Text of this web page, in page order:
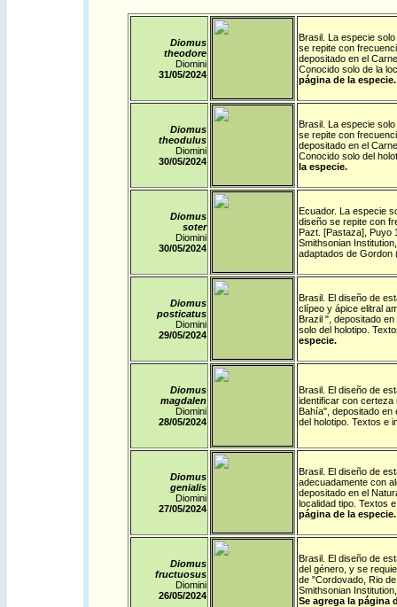
Diomus
theodore
Diomini
31/05/2024
Brasil. La especie
se repite con
depositado en el
Conocido solo de la
página de la especie.
Diomus
theodulus
Diomini
30/05/2024
Brasil. La especie
se repite con
depositado en el
Conocido solo del
la especie.
Diomus
soter
Diomini
30/05/2024
Ecuador. La especie
diseño se repite con
Pazt. [Pastaza], Puyo
Smithsonian
adaptados de Gordon
Diomus
posticatus
Diomini
29/05/2024
Brasil. El diseño de
clípeo y ápice elitral
Brazil ", depositado
solo del holotipo.
especie.
Diomus
magdalen
Diomini
28/05/2024
Brasil. El diseño de
identificar con certeza
Bahía", depositado en
del holotipo. Textos e
Diomus
genialis
Diomini
27/05/2024
Brasil. El diseño de
adecuadamente con
depositado en el
localidad tipo. Textos
página de la especie.
Diomus
fructuosus
Diomini
26/05/2024
Brasil. El diseño de
del género, y se
de "Cordovado, Rio
Smithsonian
Se agrega la página